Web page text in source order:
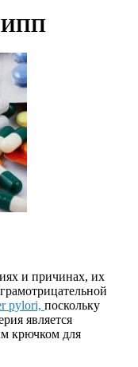
ИПП
и причинах, их
pylori, поскольку
является
крючком для